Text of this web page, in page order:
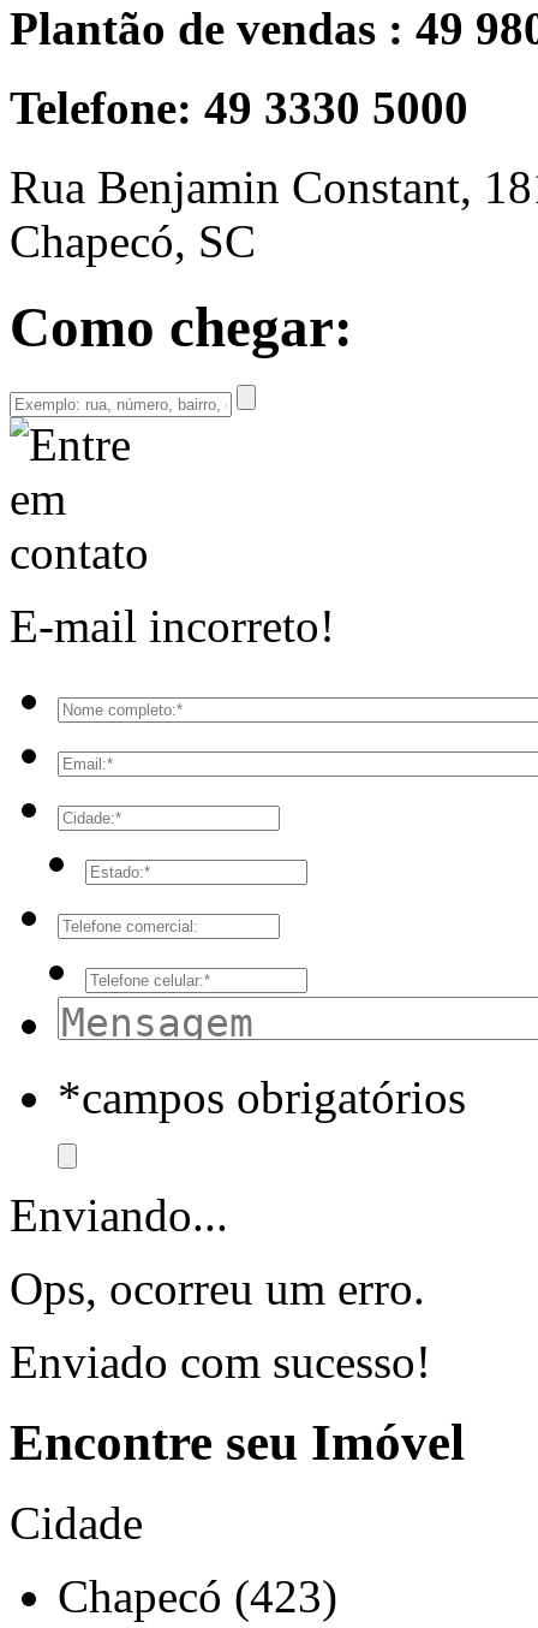
Plantão de vendas : 49
Telefone: 49 3330 5000
Rua Benjamin Constant,
Chapecó, SC
Como chegar:
E-mail incorreto!
*campos obrigatórios
Enviando...
Ops, ocorreu um erro.
Enviado com sucesso!
Encontre seu Imóvel
Cidade
Chapecó (423)